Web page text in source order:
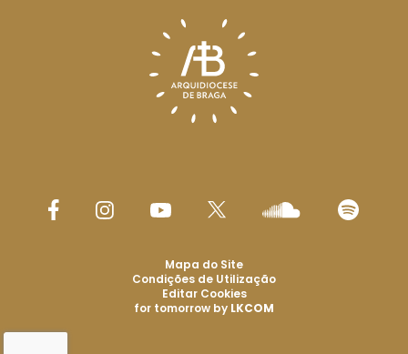
Mapa do Site
Condições de Utilização
Editar Cookies
for tomorrow by LKCOM